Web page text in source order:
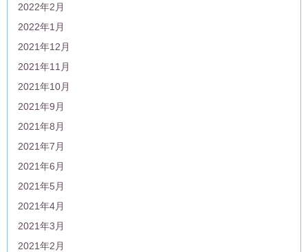
2022年2月
2022年1月
2021年12月
2021年11月
2021年10月
2021年9月
2021年8月
2021年7月
2021年6月
2021年5月
2021年4月
2021年3月
2021年2月